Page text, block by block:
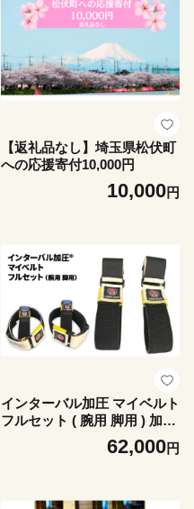
【返礼品なし】埼玉県松伏町
への応援寄付10,000円
10,000円
インターバル加圧 マイベルト
フルセット ( 腕用 脚用 ) 加圧
ベルト 埼玉県 松伏町 M
62,000円